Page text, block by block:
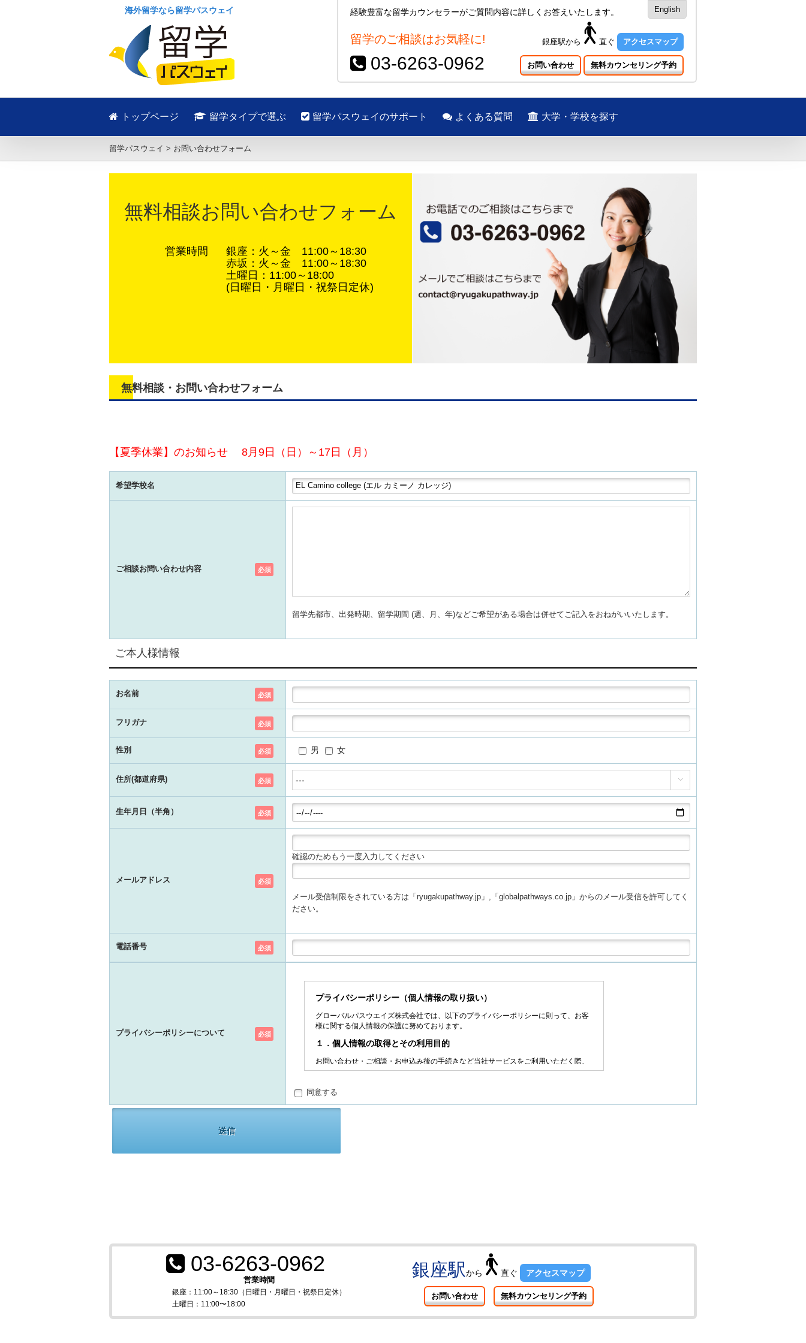
経験豊富な留学カウンセラーがご質問内容に詳しくお答えいたします。 English
留学のご相談はお気軽に!
03-6263-0962
銀座駅から 直ぐ アクセスマップ
お問い合わせ 無料カウンセリング予約
海外留学なら留学パスウェイ
トップページ 留学タイプで選ぶ 留学パスウェイのサポート よくある質問 大学・学校を探す
留学パスウェイ > お問い合わせフォーム
無料相談お問い合わせフォーム
営業時間
銀座：火～金 11:00～18:30
赤坂：火～金 11:00～18:30
土曜日：11:00～18:00
(日曜日・月曜日・祝祭日定休)
無料相談・お問い合わせフォーム
【夏季休業】のお知らせ 8月9日（日）～17日（月）
希望学校名
ご相談お問い合わせ内容 必須
留学先都市、出発時期、留学期間 (週、月、年)などご希望がある場合は併せてご記入をおねがいいたします。
ご本人様情報
お名前 必須
フリガナ 必須
性別 必須 男 女
住所(都道府県) 必須 
生年月日（半角） 必須
メールアドレス 必須
確認のためもう一度入力してください
メール受信制限をされている方は「ryugakupathway.jp」,「globalpathways.co.jp」からのメール受信を許可してく
ださい。
電話番号 必須
プライバシーポリシーについて 必須
同意する
03-6263-0962
営業時間
銀座：11:00～18:30（日曜日・月曜日・祝祭日定休）
土曜日：11:00〜18:00
銀座駅から 直ぐ アクセスマップ
お問い合わせ 無料カウンセリング予約